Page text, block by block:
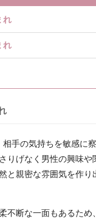
れ
れ
相手の気持ちを敏感に
りげなく男性の興味
と親密な雰囲気を作り
不断な一面もあるため